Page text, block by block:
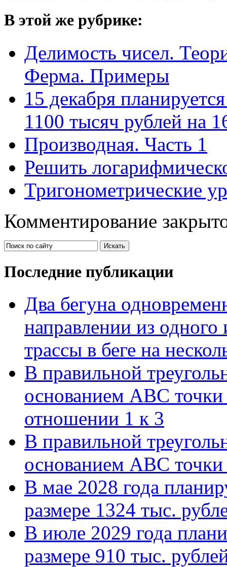
В этой же рубрике:
Делимость чисел.
Ферма. Примеры
15 декабря
1100 тысяч рублей на
Производная. Часть 1
Решить
Тригонометрические
Комментирование
Последние публикации
Два бегуна
направлении из одного
трассы в беге на
В правильной
основанием АВС точки
отношении 1 к 3
В правильной
основанием АВС
В мае 2028 года
размере 1324 тыс.
В июле 2029 года
размере 910 тыс.